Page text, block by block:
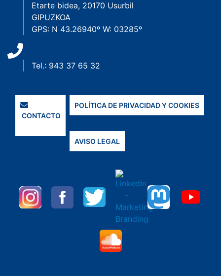
Etarte bidea, 20170 Usurbil
GIPUZKOA
GPS: N 43.26940º W: 03285º
Tel.: 943 37 65 32
CONTACTO
POLÍTICA DE PRIVACIDAD Y COOKIES
AVISO LEGAL